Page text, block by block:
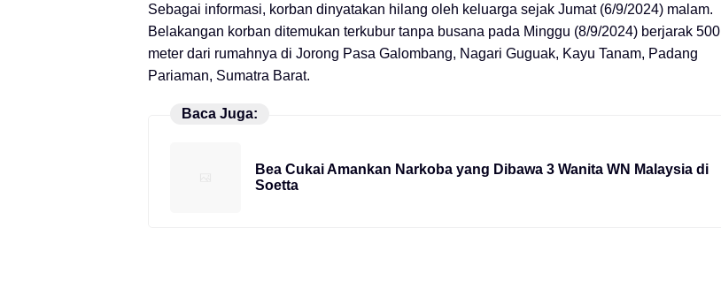
Sebagai informasi, korban dinyatakan hilang oleh keluarga sejak Jumat (6/9/2024) malam.
Belakangan korban ditemukan terkubur tanpa busana pada Minggu (8/9/2024) berjarak 500
meter dari rumahnya di Jorong Pasa Galombang, Nagari Guguak, Kayu Tanam, Padang
Pariaman, Sumatra Barat.
Baca Juga:
Bea Cukai Amankan Narkoba yang Dibawa 3 Wanita WN Malaysia di
Soetta